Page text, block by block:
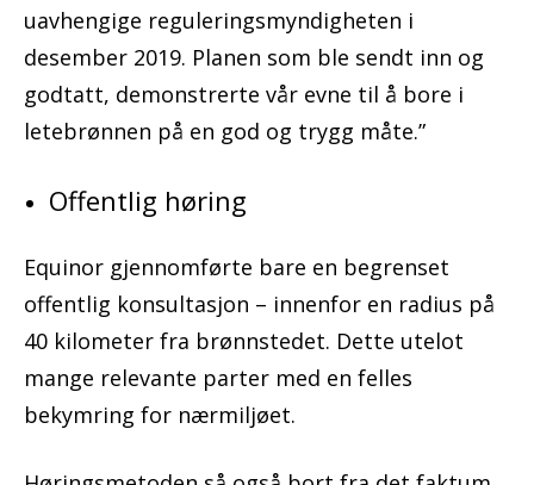
uavhengige reguleringsmyndigheten i
desember 2019. Planen som ble sendt inn og
godtatt, demonstrerte vår evne til å bore i
letebrønnen på en god og trygg måte.”
Offentlig høring
Equinor gjennomførte bare en begrenset
offentlig konsultasjon – innenfor en radius på
40 kilometer fra brønnstedet. Dette utelot
mange relevante parter med en felles
bekymring for nærmiljøet.